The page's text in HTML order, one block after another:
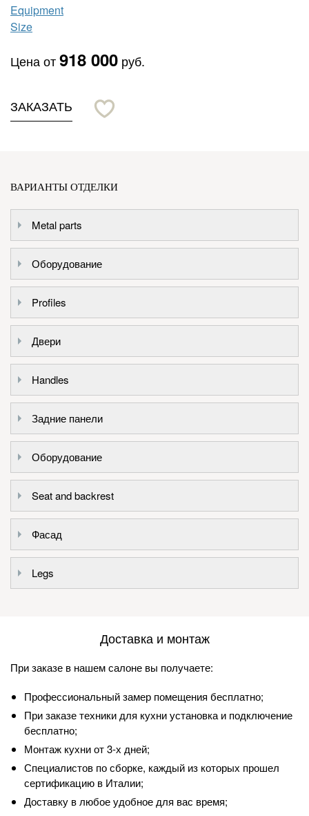
Equipment
Size
Цена от918 000 руб.
ЗАКАЗАТЬ
ВАРИАНТЫ ОТДЕЛКИ
Metal parts
Оборудование
Profiles
Двери
Handles
Задние панели
Оборудование
Seat and backrest
Фасад
Legs
Доставка и монтаж
При заказе в нашем салоне вы получаете:
Профессиональный замер помещения бесплатно;
При заказе техники для кухни установка и подключение
бесплатно;
Монтаж кухни от 3-х дней;
Специалистов по сборке, каждый из которых прошел
сертификацию в Италии;
Доставку в любое удобное для вас время;